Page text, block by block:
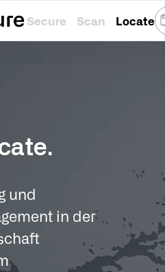
Secure Scan Locate
und
in der